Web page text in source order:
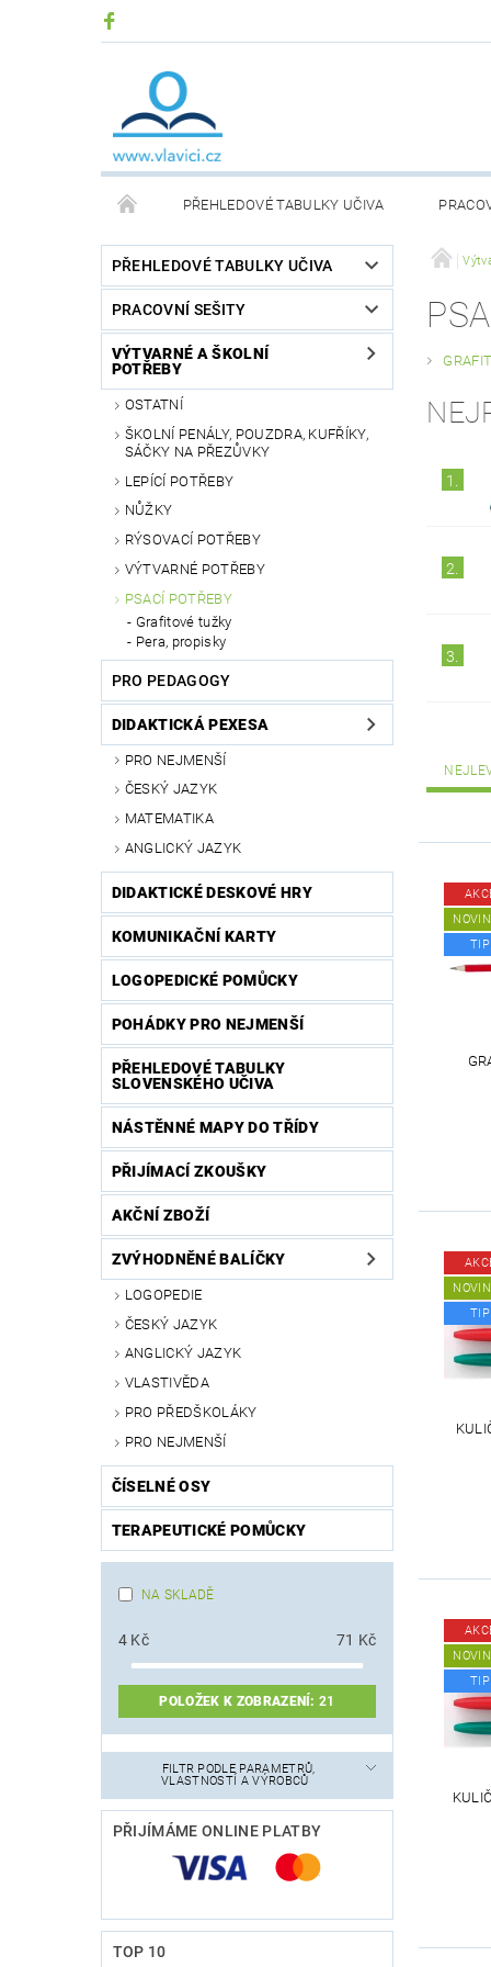
PŘEHLEDOVÉ TABULKY UČIVA
DIDAKTICKÉ DESKOVÉ HRY KOMUNIKAČNÍ
PŘEHLEDOVÉ TABULKY SLOVENSKÉHO UČIVA
ČÍSELNÉ OSY
PŘEHLEDOVÉ TABULKY UČIVA
PRACOVNÍ SEŠITY
VÝTVARNÉ A ŠKOLNÍ
POTŘEBY
OSTATNÍ
ŠKOLNÍ PENÁLY, POUZDRA, KUFŘÍKY,
SÁČKY NA PŘEZŮVKY
LEPÍCÍ POTŘEBY
NŮŽKY
RÝSOVACÍ POTŘEBY
VÝTVARNÉ POTŘEBY
PSACÍ POTŘEBY
Grafitové tužky
Pera, propisky
PRO PEDAGOGY
DIDAKTICKÁ PEXESA
PRO NEJMENŠÍ
ČESKÝ JAZYK
MATEMATIKA
ANGLICKÝ JAZYK
DIDAKTICKÉ DESKOVÉ HRY
KOMUNIKAČNÍ KARTY
LOGOPEDICKÉ POMŮCKY
POHÁDKY PRO NEJMENŠÍ
PŘEHLEDOVÉ TABULKY
SLOVENSKÉHO UČIVA
NÁSTĚNNÉ MAPY DO TŘÍDY
PŘIJÍMACÍ ZKOUŠKY
AKČNÍ ZBOŽÍ
ZVÝHODNĚNÉ BALÍČKY
LOGOPEDIE
ČESKÝ JAZYK
ANGLICKÝ JAZYK
VLASTIVĚDA
PRO PŘEDŠKOLÁKY
PRO NEJMENŠÍ
ČÍSELNÉ OSY
TERAPEUTICKÉ POMŮCKY
NA SKLADĚ
4 Kč 71 Kč
POLOŽEK K ZOBRAZENÍ:21
FILTR PODLE PARAMETRŮ,
VLASTNOSTÍ A VÝROBCŮ
PŘIJÍMÁME ONLINE PLATBY
TOP 10
1.
2.
3.
TIP
TIP
TIP